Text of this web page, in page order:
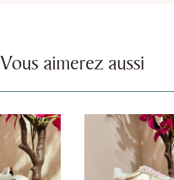
Vous aimerez aussi